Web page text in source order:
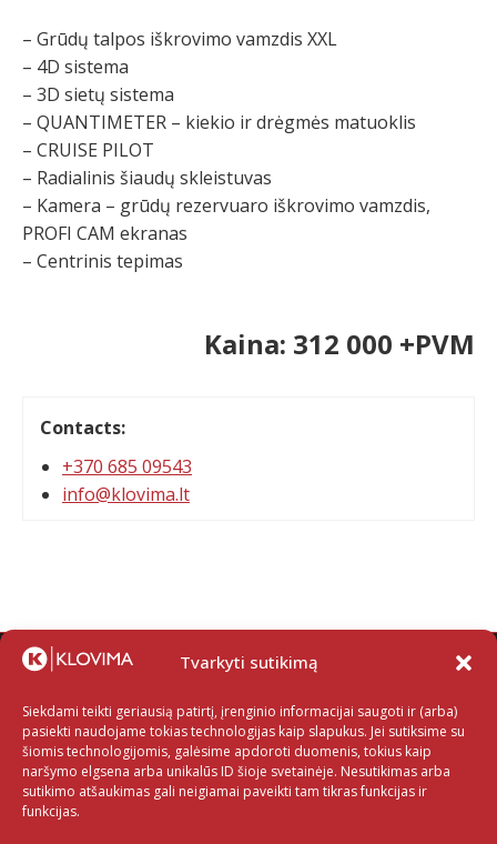
Tvarkyti sutikimą
Siekdami teikti geriausią patirtį, įrenginio informacijai saugoti ir (arba)
pasiekti naudojame tokias technologijas kaip slapukus. Jei sutiksime su
šiomis technologijomis, galėsime apdoroti duomenis, tokius kaip
naršymo elgsena arba unikalūs ID šioje svetainėje. Nesutikimas arba
sutikimo atšaukimas gali neigiamai paveikti tam tikras funkcijas ir
funkcijas.
– Grūdų talpos iškrovimo vamzdis XXL
– 4D sistema
– 3D sietų sistema
– QUANTIMETER – kiekio ir drėgmės matuoklis
– CRUISE PILOT
– Radialinis šiaudų skleistuvas
– Kamera – grūdų rezervuaro iškrovimo vamzdis,
PROFI CAM ekranas
– Centrinis tepimas
Kaina: 312 000 +PVM
Contacts:
+370 685 09543
info@klovima.lt